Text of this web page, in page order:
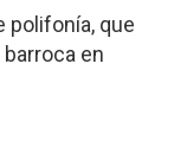
polifonía, que
en